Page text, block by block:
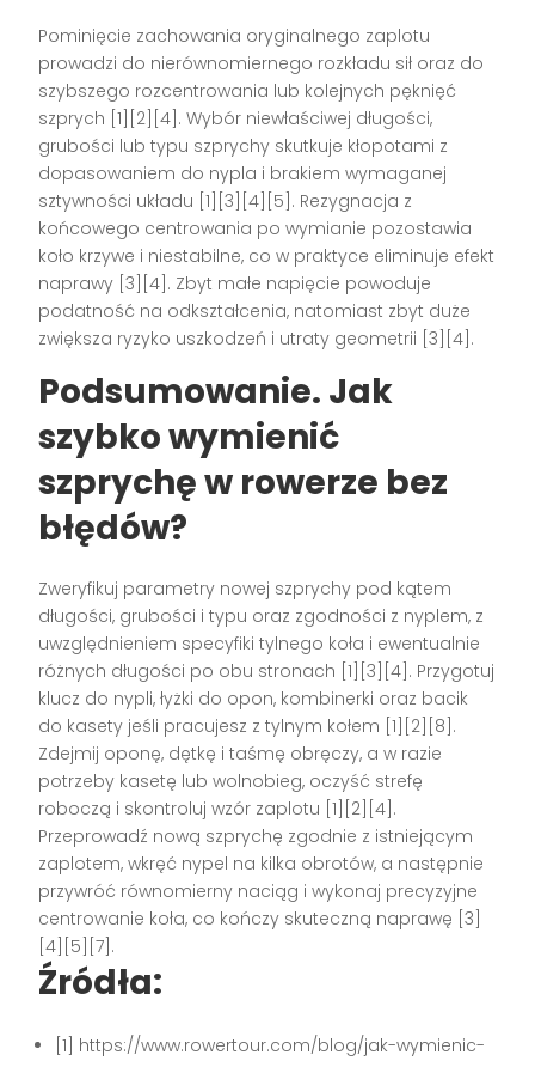
Pominięcie zachowania oryginalnego zaplotu
prowadzi do nierównomiernego rozkładu sił oraz do
szybszego rozcentrowania lub kolejnych pęknięć
szprych [1][2][4]. Wybór niewłaściwej długości,
grubości lub typu szprychy skutkuje kłopotami z
dopasowaniem do nypla i brakiem wymaganej
sztywności układu [1][3][4][5]. Rezygnacja z
końcowego centrowania po wymianie pozostawia
koło krzywe i niestabilne, co w praktyce eliminuje efekt
naprawy [3][4]. Zbyt małe napięcie powoduje
podatność na odkształcenia, natomiast zbyt duże
zwiększa ryzyko uszkodzeń i utraty geometrii [3][4].
Podsumowanie. Jak
szybkowymienić
szprychę w rowerze bez
błędów?
Zweryfikuj parametry nowej szprychy pod kątem
długości, grubości i typu oraz zgodności z nyplem, z
uwzględnieniem specyfiki tylnego koła i ewentualnie
różnych długości po obu stronach [1][3][4]. Przygotuj
klucz do nypli, łyżki do opon, kombinerki oraz bacik
do kasety jeśli pracujesz z tylnym kołem [1][2][8].
Zdejmij oponę, dętkę i taśmę obręczy, a w razie
potrzeby kasetę lub wolnobieg, oczyść strefę
roboczą i skontroluj wzór zaplotu [1][2][4].
Przeprowadź nową szprychę zgodnie z istniejącym
zaplotem, wkręć nypel na kilka obrotów, a następnie
przywróć równomierny naciąg i wykonaj precyzyjne
centrowanie koła, co kończy skuteczną naprawę [3]
[4][5][7].
Źródła:
[1] https://www.rowertour.com/blog/jak-wymienic-